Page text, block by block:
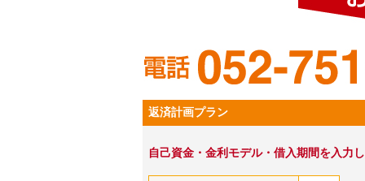
返済計画プラン
自己資金・金利モデル・借入期間を入力